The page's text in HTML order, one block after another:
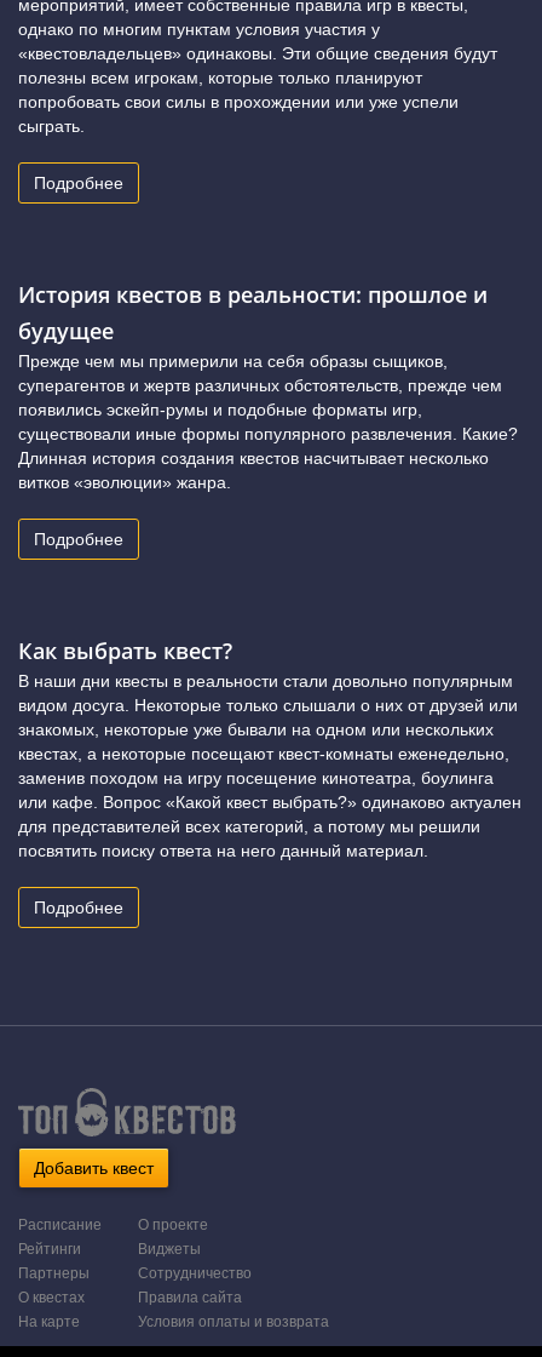
мероприятий, имеет собственные правила игр в квесты,
однако по многим пунктам условия участия у
«квестовладельцев» одинаковы. Эти общие сведения будут
полезны всем игрокам, которые только планируют
попробовать свои силы в прохождении или уже успели
сыграть.
Подробнее
История квестов в реальности: прошлое и
будущее
Прежде чем мы примерили на себя образы сыщиков,
суперагентов и жертв различных обстоятельств, прежде чем
появились эскейп-румы и подобные форматы игр,
существовали иные формы популярного развлечения. Какие?
Длинная история создания квестов насчитывает несколько
витков «эволюции» жанра.
Подробнее
Как выбрать квест?
В наши дни квесты в реальности стали довольно популярным
видом досуга. Некоторые только слышали о них от друзей или
знакомых, некоторые уже бывали на одном или нескольких
квестах, а некоторые посещают квест-комнаты еженедельно,
заменив походом на игру посещение кинотеатра, боулинга
или кафе. Вопрос «Какой квест выбрать?» одинаково актуален
для представителей всех категорий, а потому мы решили
посвятить поиску ответа на него данный материал.
Подробнее
Добавить квест
Расписание
Рейтинги
Партнеры
О квестах
На карте
О проекте
Виджеты
Сотрудничество
Правила сайта
Условия оплаты и возврата